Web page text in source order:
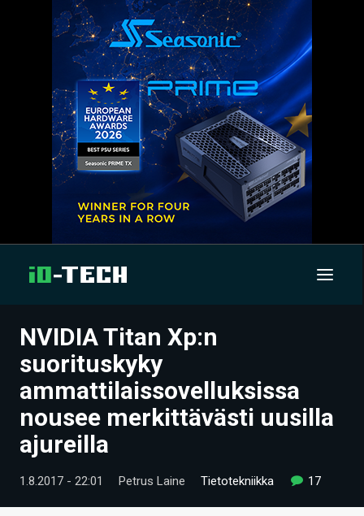
UUTISET
ARTIKKELIT
VIDEOT
TECHBBS
TIETOA
NVIDIA Titan Xp:n
suorituskyky
ammattilaissovelluksissa
nousee merkittävästi uusilla
ajureilla
1.8.2017 - 22:01 Petrus Laine Tietotekniikka 17